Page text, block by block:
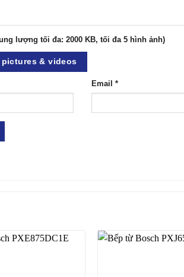
lượng tối đa: 2000 KB, tối đa 5 hình ảnh)
pictures & videos
Email *